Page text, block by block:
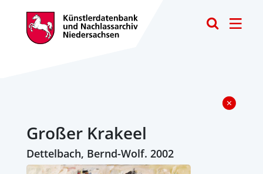
Großer Krakeel
Dettelbach, Bernd-Wolf. 2002